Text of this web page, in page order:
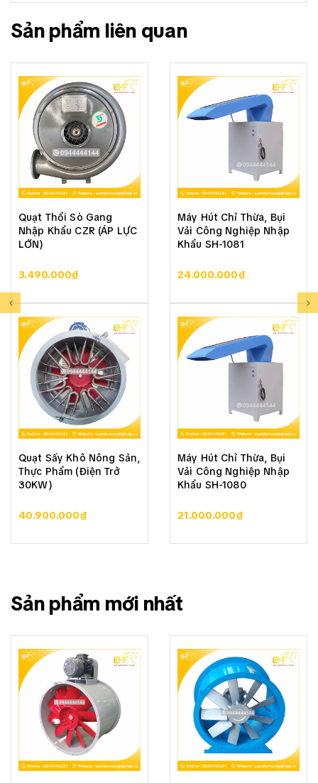
Sản phẩm liên quan
Quạt Thổi Sò Gang
Nhập Khẩu CZR (ÁP LỰC
LỚN)
3.490.000₫
Quạt Sấy Khô Nông Sản,
Thực Phẩm (Điện Trở
30KW)
40.900.000₫
Máy Hút Chỉ Thừa, Bụi
Vải Công Nghiệp Nhập
Khẩu SH-1081
24.000.000₫
Máy Hút Chỉ Thừa, Bụi
Vải Công Nghiệp Nhập
Khẩu SH-1080
21.000.000₫
Sản phẩm mới nhất